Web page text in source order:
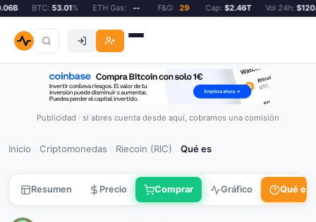
BTC:53.01% ETH Gas: -- F&G: 29 Cap:$2.46T Vol 24h:
Publicidad · si abres cuenta desde aquí, cobramos una comisión
Inicio Criptomonedas Riecoin (RIC) Qué es
Resumen Precio Comprar Gráfico Qué es